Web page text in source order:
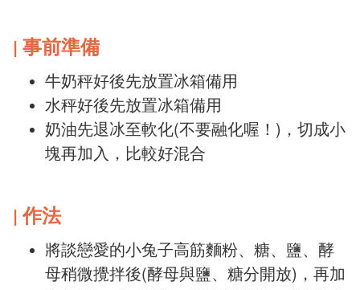
| 事前準備
牛奶秤好後先放置冰箱備用
水秤好後先放置冰箱備用
奶油先退冰至軟化(不要融化喔！)，切成小
塊再加入，比較好混合
|作法
將談戀愛的小兔子高筋麵粉、糖、鹽、酵
母稍微攪拌後(酵母與鹽、糖分開放)，再加